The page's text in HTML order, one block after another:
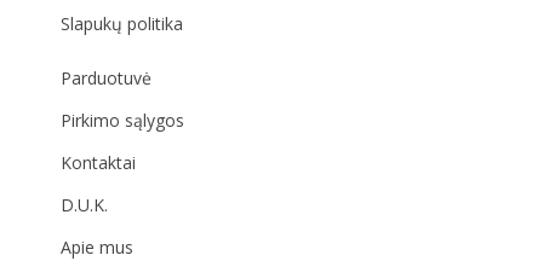
Slapukų politika
Parduotuvė
Pirkimo sąlygos
Kontaktai
D.U.K.
Apie mus